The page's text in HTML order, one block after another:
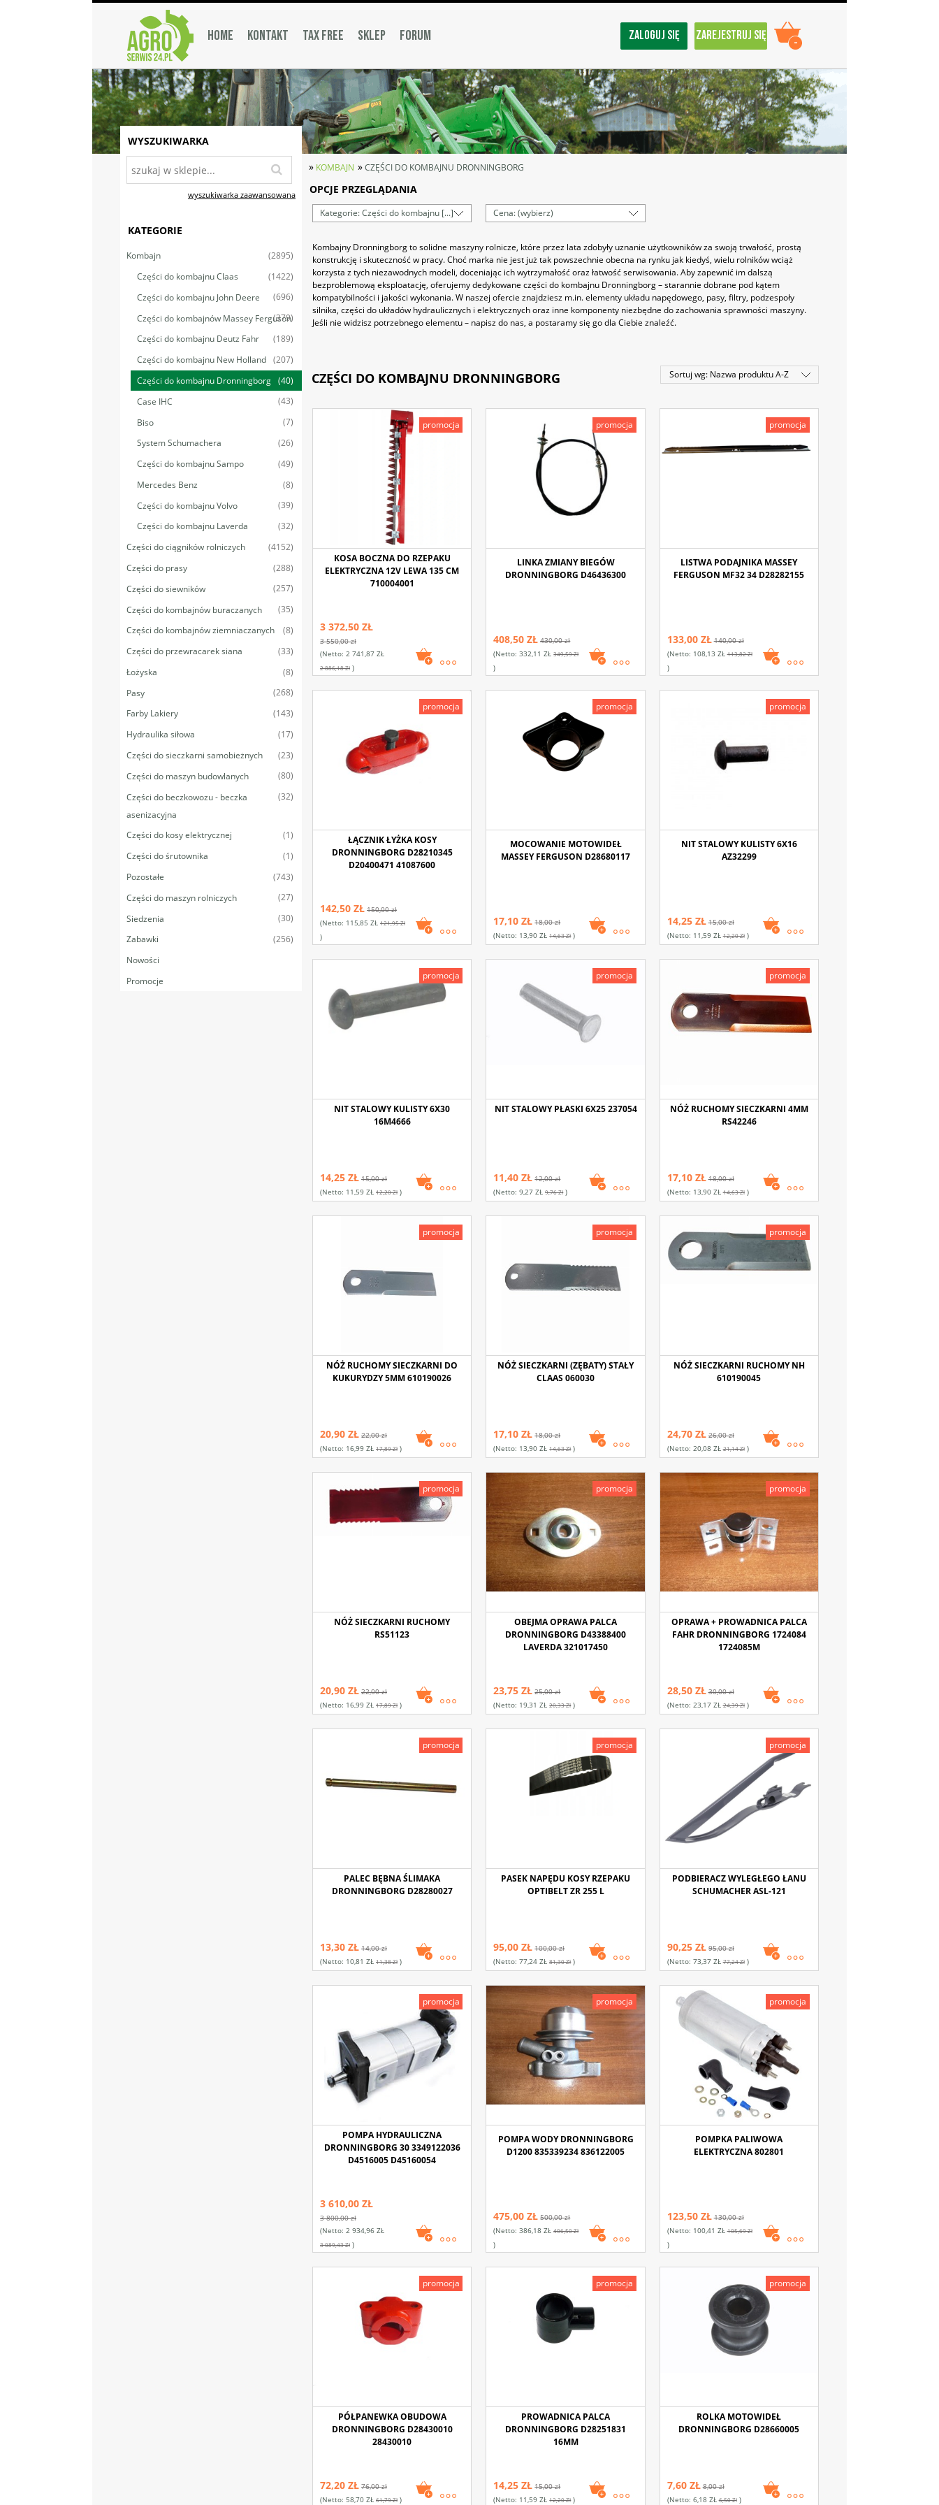
HOME KONTAKT TAX FREE SKLEP FORUM ZALOGUJ SIĘ ZAREJESTRUJ SIĘ
-
WYSZUKIWARKA
wyszukiwarka zaawansowana
KATEGORIE
Kombajn
(2895)
Części do kombajnu Claas
(1422)
Części do kombajnu John Deere
(696)
Części do kombajnów Massey Ferguson
(379)
Części do kombajnu Deutz Fahr
(189)
Części do kombajnu New Holland (207)
Części do kombajnu Dronningborg (40)
Case IHC
(43)
Biso
(7)
System Schumachera
(26)
Części do kombajnu Sampo
(49)
Mercedes Benz
(8)
Części do kombajnu Volvo
(39)
Części do kombajnu Laverda
(32)
Części do ciągników rolniczych
(4152)
Części do prasy
(288)
Części do siewników
(257)
Części do kombajnów buraczanych
(35)
Części do kombajnów ziemniaczanych
(8)
Części do przewracarek siana
(33)
Łożyska
(8)
Pasy
(268)
Farby Lakiery
(143)
Hydraulika siłowa
(17)
Części do sieczkarni samobieżnych
(23)
Części do maszyn budowlanych
(80)
Części do beczkowozu - beczka
asenizacyjna
(32)
Części do kosy elektrycznej
(1)
Części do śrutownika
(1)
Pozostałe
(743)
Części do maszyn rolniczych
(27)
Siedzenia
(30)
Zabawki
(256)
Nowości
Promocje
» KOMBAJN »CZĘŚCI DO KOMBAJNU DRONNINGBORG
OPCJE PRZEGLĄDANIA
Kategorie: Części do kombajnu [...] Cena: (wybierz)
Kombajny Dronningborg to solidne maszyny rolnicze, które przez lata zdobyły uznanie użytkowników za swoją trwałość, prostą
konstrukcję i skuteczność w pracy. Choć marka nie jest już tak powszechnie obecna na rynku jak kiedyś, wielu rolników wciąż
korzysta z tych niezawodnych modeli, doceniając ich wytrzymałość oraz łatwość serwisowania. Aby zapewnić im dalszą
bezproblemową eksploatację, oferujemy dedykowane części do kombajnu Dronningborg – starannie dobrane pod kątem
kompatybilności i jakości wykonania. W naszej ofercie znajdziesz m.in. elementy układu napędowego, pasy, filtry, podzespoły
silnika, części do układów hydraulicznych i elektrycznych oraz inne komponenty niezbędne do zachowania sprawności maszyny.
Jeśli nie widzisz potrzebnego elementu – napisz do nas, a postaramy się go dla Ciebie znaleźć.
CZĘŚCI DO KOMBAJNU DRONNINGBORG Sortuj wg: Nazwa produktu A-Z
KOSA BOCZNA DO RZEPAKU
ELEKTRYCZNA 12V LEWA 135 CM
710004001
3 372,50 ZŁ
3 550,00 zł
(netto: 2 741,87 ZŁ
2 886,18 Zł )
promocja
LINKA ZMIANY BIEGÓW
DRONNINGBORG D46436300
408,50 ZŁ 430,00 zł
(netto:332,11 ZŁ 349,59 Zł
)
promocja
LISTWA PODAJNIKA MASSEY
FERGUSON MF32 34 D28282155
133,00 ZŁ 140,00 zł
(netto: 108,13 ZŁ 113,82 Zł
)
promocja
ŁĄCZNIK ŁYŻKA KOSY
DRONNINGBORG D28210345
D20400471 41087600
142,50 ZŁ 150,00 zł
(netto: 115,85 ZŁ 121,95 Zł
)
promocja
MOCOWANIE MOTOWIDEŁ
MASSEY FERGUSON D28680117
17,10 ZŁ 18,00 zł
(netto: 13,90 ZŁ 14,63 Zł)
promocja
NIT STALOWY KULISTY 6X16
AZ32299
14,25 ZŁ 15,00 zł
(netto: 11,59 ZŁ 12,20 Zł)
promocja
NIT STALOWY KULISTY 6X30
16M4666
14,25 ZŁ 15,00 zł
(netto: 11,59 ZŁ 12,20 Zł )
promocja
NIT STALOWY PŁASKI 6X25 237054
11,40 ZŁ 12,00 zł
(netto:9,27 ZŁ 9,76 Zł)
promocja
NÓŻ RUCHOMY SIECZKARNI 4MM
RS42246
17,10 ZŁ 18,00 zł
(netto: 13,90 ZŁ 14,63 Zł)
promocja
NÓŻ RUCHOMY SIECZKARNI DO
KUKURYDZY 5MM 610190026
20,90 ZŁ 22,00 zł
(netto: 16,99 ZŁ 17,89 Zł )
promocja
NÓŻ SIECZKARNI (ZĘBATY) STAŁY
CLAAS 060030
17,10 ZŁ 18,00 zł
(netto: 13,90 ZŁ 14,63 Zł)
promocja
NÓŻ SIECZKARNI RUCHOMY NH
610190045
24,70 ZŁ 26,00 zł
(netto: 20,08 ZŁ 21,14 Zł)
promocja
NÓŻ SIECZKARNI RUCHOMY
RS51123
20,90 ZŁ 22,00 zł
(netto: 16,99 ZŁ 17,89 Zł )
promocja
OBEJMA OPRAWA PALCA
DRONNINGBORG D43388400
LAVERDA 321017450
23,75 ZŁ 25,00 zł
(netto: 19,31 ZŁ 20,33 Zł)
promocja
OPRAWA + PROWADNICA PALCA
FAHR DRONNINGBORG 1724084
1724085M
28,50 ZŁ 30,00 zł
(netto: 23,17 ZŁ 24,39 Zł)
promocja
PALEC BĘBNA ŚLIMAKA
DRONNINGBORG D28280027
13,30 ZŁ 14,00 zł
(netto: 10,81 ZŁ 11,38 Zł )
promocja
PASEK NAPĘDU KOSY RZEPAKU
OPTIBELT ZR 255 L
95,00 ZŁ 100,00 zł
(netto:77,24 ZŁ 81,30 Zł)
promocja
PODBIERACZ WYLEGŁEGO ŁANU
SCHUMACHER ASL-121
90,25 ZŁ 95,00 zł
(netto: 73,37 ZŁ 77,24 Zł)
promocja
POMPA HYDRAULICZNA
DRONNINGBORG 30 3349122036
D4516005 D45160054
3 610,00 ZŁ
3 800,00 zł
(netto: 2 934,96 ZŁ
3 089,43 Zł )
promocja
POMPA WODY DRONNINGBORG
D1200 835339234 836122005
475,00 ZŁ 500,00 zł
(netto:386,18 ZŁ 406,50 Zł
)
promocja
POMPKA PALIWOWA
ELEKTRYCZNA 802801
123,50 ZŁ 130,00 zł
(netto: 100,41 ZŁ 105,69 Zł
)
promocja
PÓŁPANEWKA OBUDOWA
DRONNINGBORG D28430010
28430010
72,20 ZŁ 76,00 zł
(netto: 58,70 ZŁ 61,79 Zł )
promocja
PROWADNICA PALCA
DRONNINGBORG D28251831
16MM
14,25 ZŁ 15,00 zł
(netto: 11,59 ZŁ 12,20 Zł)
promocja
ROLKA MOTOWIDEŁ
DRONNINGBORG D28660005
7,60 ZŁ 8,00 zł
(netto: 6,18 ZŁ 6,50 Zł)
promocja